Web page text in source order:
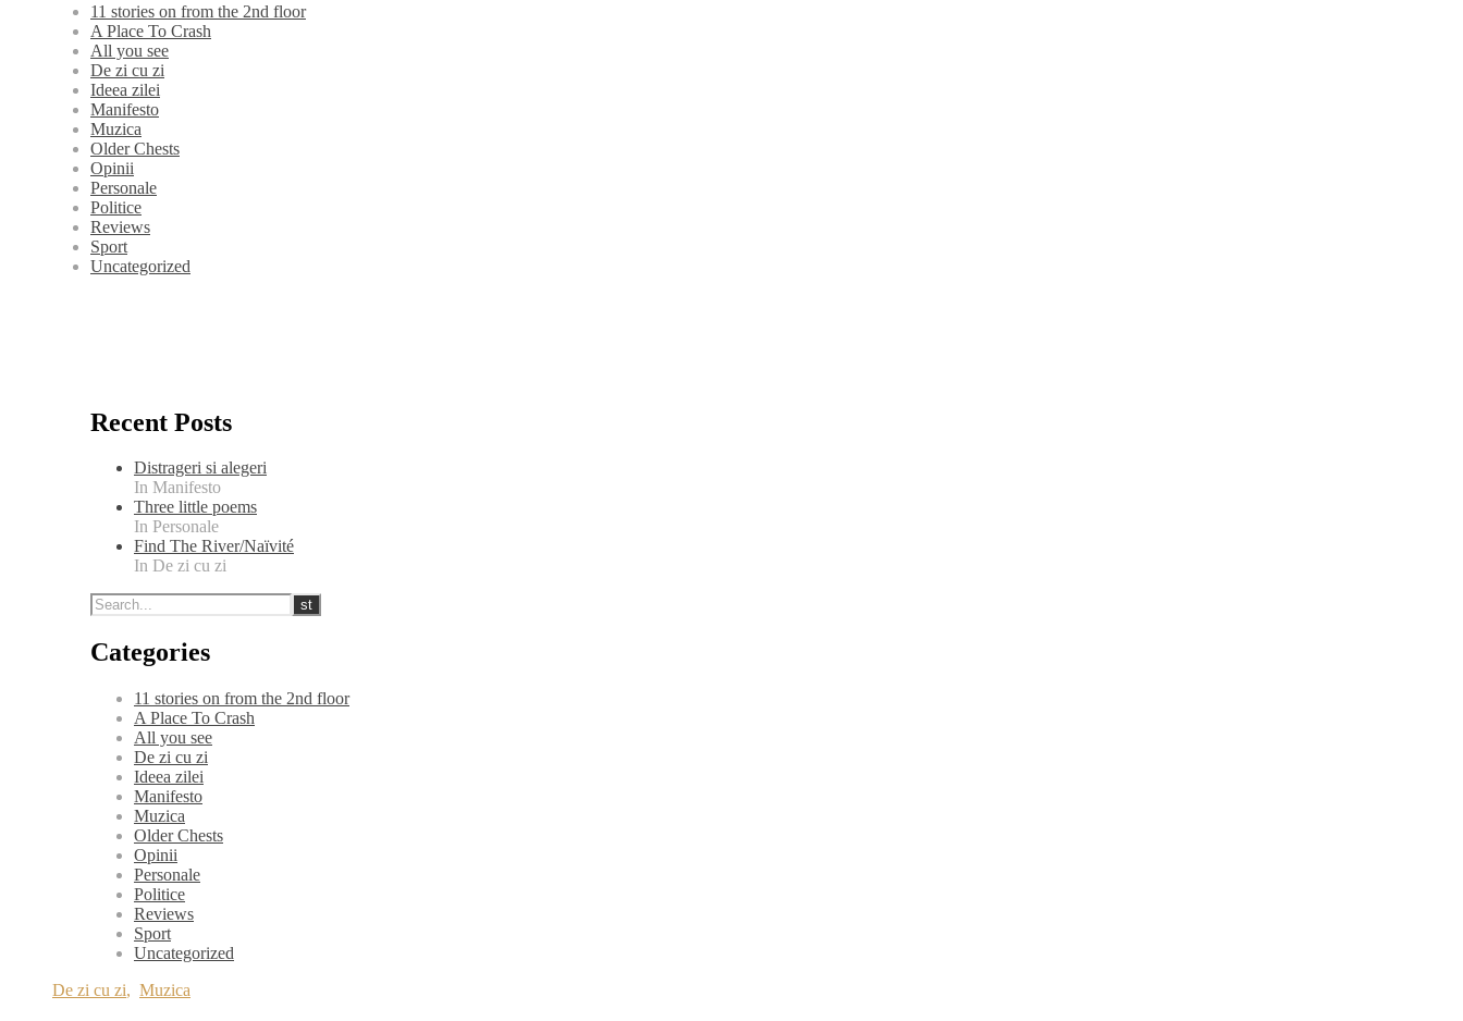
11 stories on from the 2nd floor
A Place To Crash
All you see
De zi cu zi
Ideea zilei
Manifesto
Muzica
Older Chests
Opinii
Personale
Politice
Reviews
Sport
Uncategorized
Recent Posts
Distrageri si alegeri
In Manifesto
Three little poems
In Personale
Find The River/Naïvité
In De zi cu zi
Categories
11 stories on from the 2nd floor
A Place To Crash
All you see
De zi cu zi
Ideea zilei
Manifesto
Muzica
Older Chests
Opinii
Personale
Politice
Reviews
Sport
Uncategorized
De zi cu zi, Muzica